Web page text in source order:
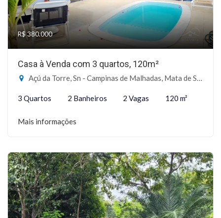
R$ 380.000
Casa à Venda com 3 quartos, 120m²
Açú da Torre, Sn - Campinas de Malhadas, Mata de São João-BA
3 Quartos 2 Banheiros 2 Vagas 120 m²
Mais informações